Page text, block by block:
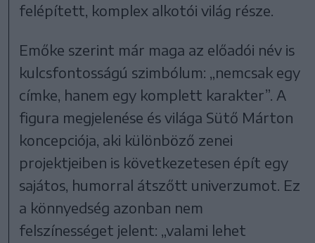
felépített, komplex alkotói világ része.
Emőke szerint már maga az előadói név is
kulcsfontosságú szimbólum: „nemcsak egy
címke, hanem egy komplett karakter”. A
figura megjelenése és világa Sütő Márton
koncepciója, aki különböző zenei
projektjeiben is következetesen épít egy
sajátos, humorral átszőtt univerzumot. Ez
a könnyedség azonban nem
felszínességet jelent: „valami lehet